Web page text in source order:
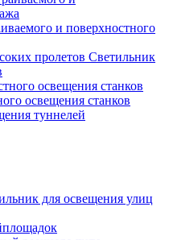
и поверхностного
Светильник
освещения станков
туннелей
для освещения улиц